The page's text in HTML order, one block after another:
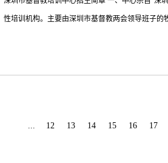
自救能力，和各部门协调疏散能力，加强信徒防范
性培训机构。主要由深圳市基督教两会领导班子的
及其他学者前来授课。本“培训中心”自2011年成立
年制课程：圣经班、进修班。1、圣经班：开设圣
12 13 14 15 16 17